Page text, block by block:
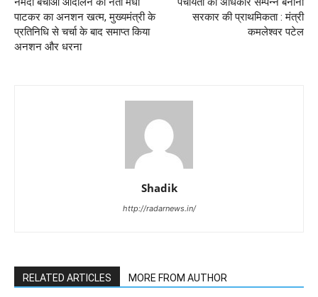
पाटकर का अनशन खत्म, मुख्यमंत्री के
प्रतिनिधि से चर्चा के बाद समाप्त किया
अनशन और धरना
सरकार की प्राथमिकता : मंत्री
कमलेश्वर पटेल
Shadik
http://radarnews.in/
RELATED ARTICLES MORE FROM AUTHOR